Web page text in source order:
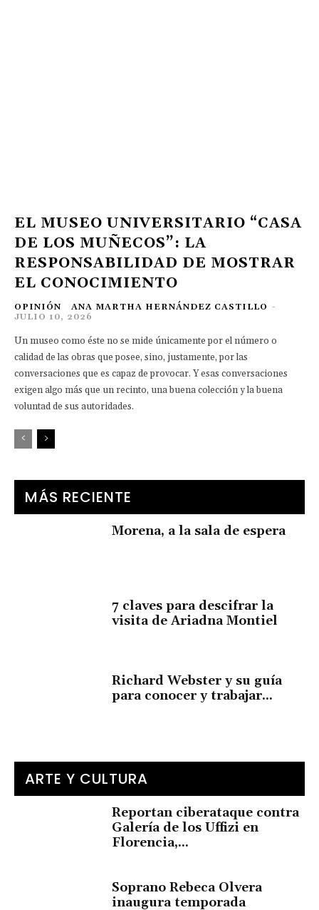
EL MUSEO UNIVERSITARIO “CASA
DE LOS MUÑECOS”: LA
RESPONSABILIDAD DE MOSTRAR
EL CONOCIMIENTO
OPINIÓN ANA MARTHA HERNÁNDEZ CASTILLO -
JULIO 10, 2026
Un museo como éste no se mide únicamente por el número o
calidad de las obras que posee, sino, justamente, por las
conversaciones que es capaz de provocar. Y esas conversaciones
exigen algo más que un recinto, una buena colección y la buena
voluntad de sus autoridades.
MÁS RECIENTE
Morena, a la sala de espera
7 claves para descifrar la
visita de Ariadna Montiel
Richard Webster y su guía
para conocer y trabajar...
ARTE Y CULTURA
Reportan ciberataque contra
Galería de los Uffizi en
Florencia,...
Soprano Rebeca Olvera
inaugura temporada